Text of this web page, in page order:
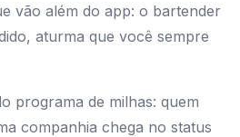
vão além do app: o bartender
aturma que você sempre
programa de milhas: quem
companhia chega no status